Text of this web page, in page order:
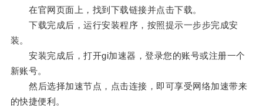
在官网页面上，找到下载链接并点击下载。
下载完成后，运行安装程序，按照提示一步步完成安
装。
安装完成后，打开gi加速器，登录您的账号或注册一个
新账号。
然后选择加速节点，点击连接，即可享受网络加速带来
的快捷便利。